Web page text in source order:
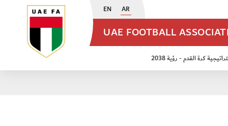
EN AR
UAE FOOTBALL
كرة القدم - رؤية 2038